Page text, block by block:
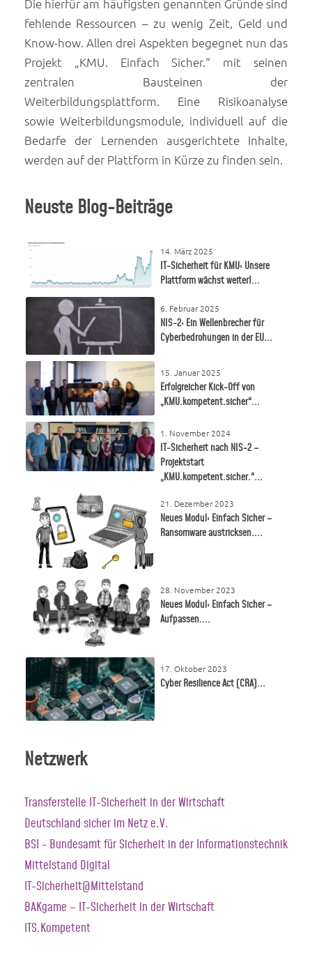
Die hierfür am häufigsten genannten Gründe sind
fehlende Ressourcen – zu wenig Zeit, Geld und
Know-how. Allen drei Aspekten begegnet nun das
Projekt „KMU. Einfach Sicher.“ mit seinen
zentralen Bausteinen der
Weiterbildungsplattform. Eine Risikoanalyse
sowie Weiterbildungsmodule, individuell auf die
Bedarfe der Lernenden ausgerichtete Inhalte,
werden auf der Plattform in Kürze zu finden sein.
Neuste Blog-Beiträge
14. März 2025
IT-Sicherheit für KMU: Unsere
Plattform wächst weiter!...
6. Februar 2025
NIS-2: Ein Wellenbrecher für
Cyberbedrohungen in der EU...
15. Januar 2025
Erfolgreicher Kick-Off von
„KMU.kompetent.sicher“...
1. November 2024
IT-Sicherheit nach NIS-2 –
Projektstart
„KMU.kompetent.sicher.“...
21. Dezember 2023
Neues Modul: Einfach Sicher –
Ransomware austricksen....
28. November 2023
Neues Modul: Einfach Sicher –
Aufpassen....
17. Oktober 2023
Cyber Resilience Act (CRA)...
Netzwerk
Transferstelle IT-Sicherheit in der Wirtschaft
Deutschland sicher im Netz e.V.
BSI - Bundesamt für Sicherheit in der Informationstechnik
Mittelstand Digital
IT-Sicherheit@Mittelstand
BAKgame – IT-Sicherheit in der Wirtschaft
ITS.Kompetent